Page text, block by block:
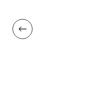
АКСЕССУАРЫ